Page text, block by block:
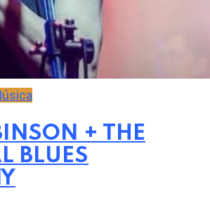
+ THE
BLUES